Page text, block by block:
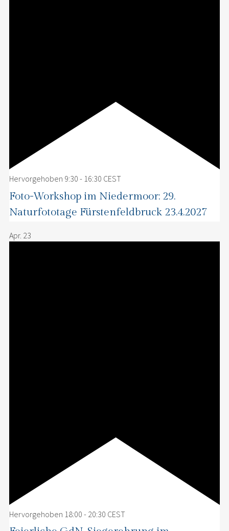
Hervorgehoben 9:30 - 16:30 CEST
Foto-Workshop im Niedermoor: 29.
Naturfototage Fürstenfeldbruck 23.4.2027
Apr. 23
Hervorgehoben 18:00 - 20:30 CEST